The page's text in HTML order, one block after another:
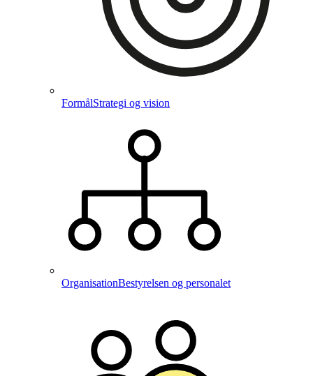
FormålStrategi og vision
OrganisationBestyrelsen og personalet